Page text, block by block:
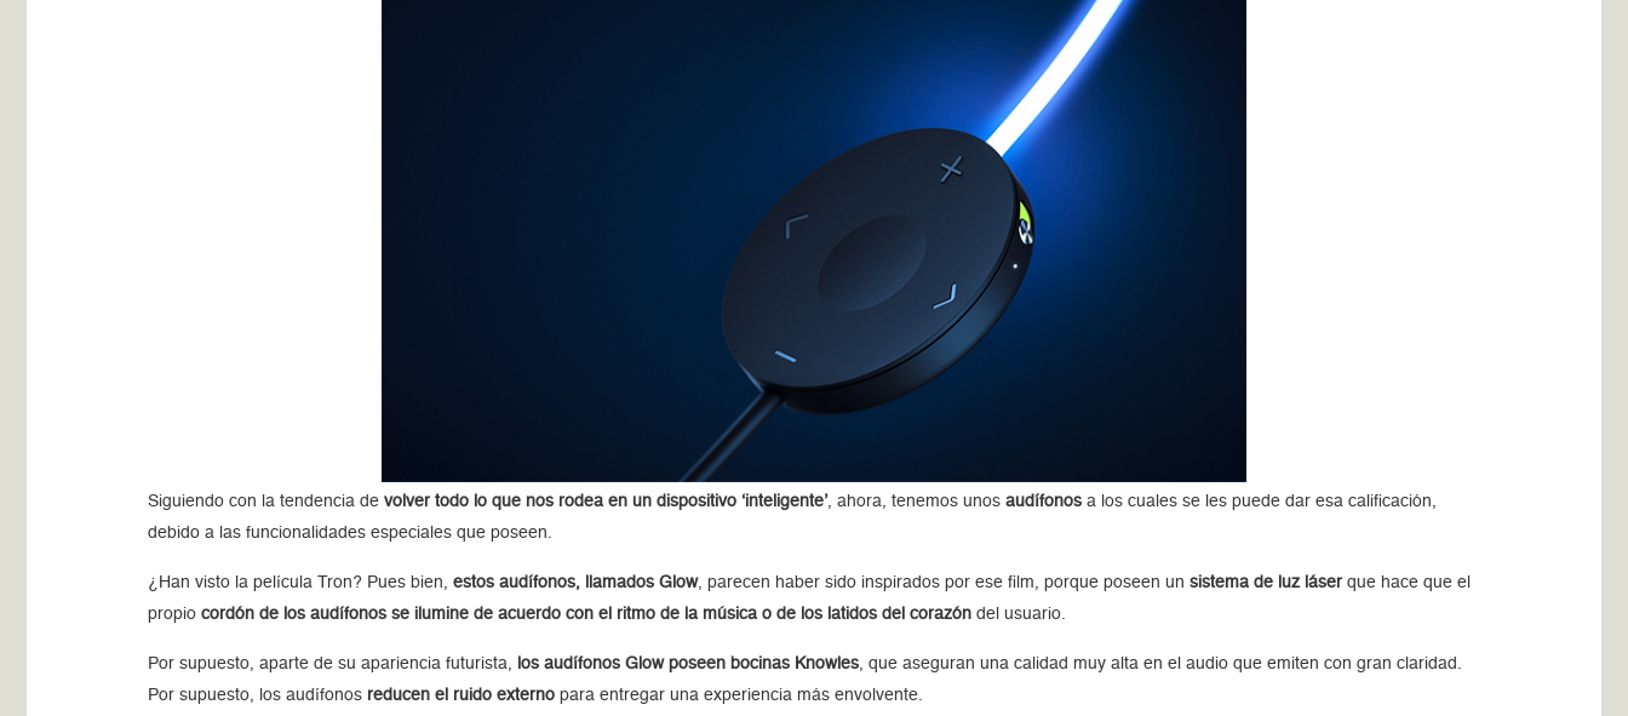
Siguiendo con la tendencia devolver todo lo que nos rodea en un dispositivo ‘inteligente’, ahora, tenemos unosaudífonos a los cuales se les puede dar esa calificación,
debido a las funcionalidades especiales que poseen.
¿Han visto la película Tron? Pues bien, estos audífonos, llamados Glow, parecen haber sido inspirados por ese film, porque poseen unsistema de luz láserque hace que el
propio cordón de los audífonos se ilumine de acuerdo con el ritmo de la música o de los latidos del corazón del usuario.
Por supuesto, aparte de su apariencia futurista, los audífonos Glow poseen bocinas Knowles , que aseguran una calidad muy alta en el audio que emiten con gran claridad.
Por supuesto, los audífonos reducen el ruido externo para entregar una experiencia más envolvente.